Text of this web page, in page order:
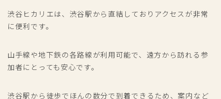
渋谷ヒカリエは、渋谷駅から直結しておりアクセスが非常
に便利です。
山手線や地下鉄の各路線が利用可能で、遠方から訪れる参
加者にとっても安心です。
渋谷駅から徒歩でほんの数分で到着できるため、案内など